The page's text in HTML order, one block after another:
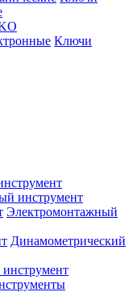
Ключи
инструмент
Электромонтажный
Динамометрический